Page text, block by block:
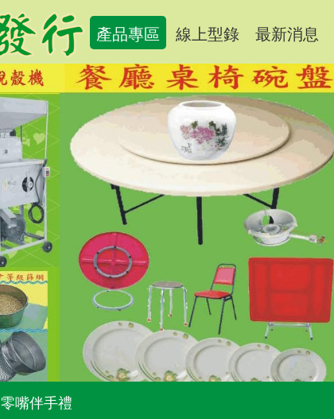
產品專區 線上型錄 最新消息
零嘴伴手禮